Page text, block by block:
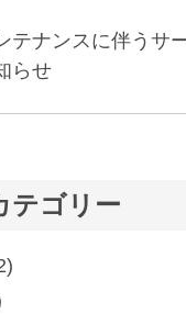
テナンスに伴うサ
らせ
テゴリー